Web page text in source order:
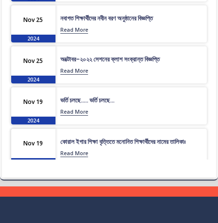
Nov 25
2024
নবাগত শিক্ষার্থীদের নবীন বরণ অনুষ্ঠানের বিজ্ঞপ্তি
Read More
Nov 25
2024
অক্টোবর-২০২২ সেশনের ক্লাশ সংক্রান্ত বিজ্ঞপ্তি
Read More
Nov 19
2024
ভর্তি চলছে….. ভর্তি চলছে…
Read More
Nov 19
2024
কোরাল ইগার শিক্ষা বৃত্তিতে মনোনিত শিক্ষার্থীদের নামের তালিকাঃ
Read More
ধূমপান, পান সেবন করা ও মাদক সেবন করা সম্পূর্ণ নিষিদ্ধ।